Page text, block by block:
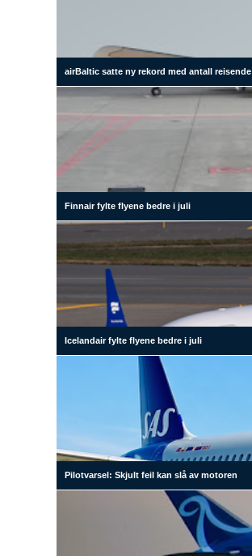
airBaltic satte ny rekord med antall reisende
Finnair fylte flyene bedre i juli
Icelandair fylte flyene bedre i juli
Pilotvarsel: Skjult feil kan slå av motoren